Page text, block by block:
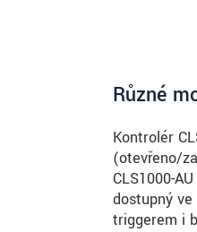
Různé
Kontrolér
(otevřeno/
CLS1000-
dostupný
triggerem i